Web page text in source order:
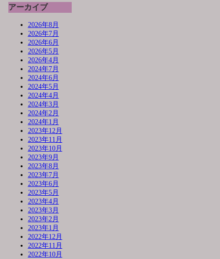
アーカイブ
2026年8月
2026年7月
2026年6月
2026年5月
2026年4月
2024年7月
2024年6月
2024年5月
2024年4月
2024年3月
2024年2月
2024年1月
2023年12月
2023年11月
2023年10月
2023年9月
2023年8月
2023年7月
2023年6月
2023年5月
2023年4月
2023年3月
2023年2月
2023年1月
2022年12月
2022年11月
2022年10月